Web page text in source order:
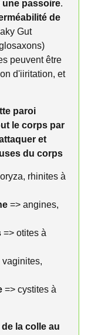
une passoire.
de
Gut
peuvent être
d'iiritation, et
paroi
le corps par
et
du corps
rhinites à
=> angines,
=> otites à
vaginites,
=> cystites à
la colle au